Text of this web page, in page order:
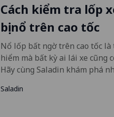
Cách kiểm tra lốp
bị nổ trên cao tốc
Nổ lốp bất ngờ trên cao tốc
hiểm mà bất kỳ ai lái xe cũng
Hãy cùng Saladin khám phá
Saladin